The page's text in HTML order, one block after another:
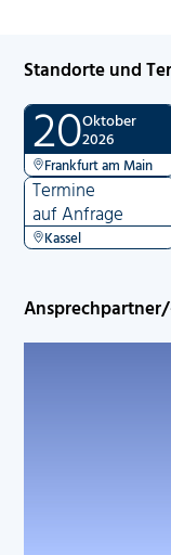
Standorte und
20Oktober
2026
Frankfurt am Main
Termine
auf Anfrage
Kassel